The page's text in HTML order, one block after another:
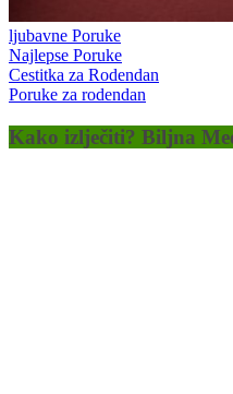
ljubavne Poruke
Najlepse Poruke
Cestitka za Rodendan
Poruke za rodendan
Kako izlječiti? Biljna